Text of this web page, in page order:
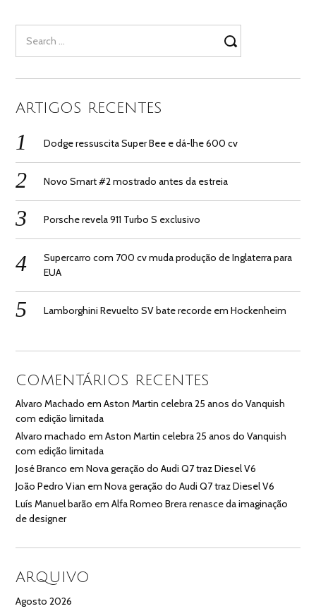
for:
ARTIGOS RECENTES
Dodge ressuscita Super Bee e dá-lhe 600 cv
Novo Smart #2 mostrado antes da estreia
Porsche revela 911 Turbo S exclusivo
Supercarro com 700 cv muda produção de Inglaterra para
EUA
Lamborghini Revuelto SV bate recorde em Hockenheim
COMENTÁRIOS RECENTES
Alvaro Machado emAston Martin celebra 25 anos do Vanquish
com edição limitada
Alvaro machado emAston Martin celebra 25 anos do Vanquish
com edição limitada
José Branco emNova geração do Audi Q7 traz Diesel V6
João Pedro Vian emNova geração do Audi Q7 traz Diesel V6
Luís Manuel barão emAlfa Romeo Brera renasce da imaginação
de designer
ARQUIVO
Agosto 2026